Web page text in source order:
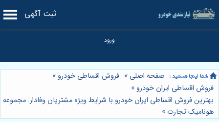
ثبت آگهی
صفحه اصلی » فروش اقساطی خودرو »
فروش اقساطی ایران خودرو »
بهترین فروش اقساطی ایران خودرو با شرایط ویژه مشتریان وفادار: مجموعه
هونامیک تجارت »